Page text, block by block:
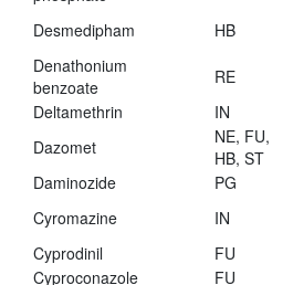
Desmedipham HB
Denathonium
benzoate
RE
Deltamethrin
IN
Dazomet
NE, FU,
HB, ST
Daminozide
PG
Cyromazine
IN
Cyprodinil
FU
Cyproconazole
FU